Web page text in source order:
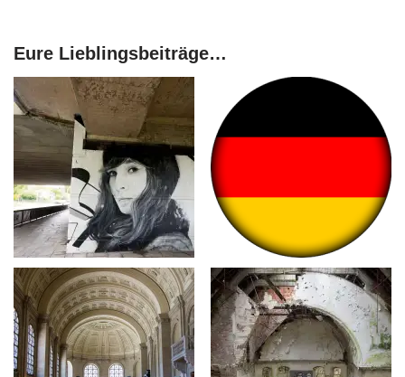
Eure Lieblingsbeiträge…